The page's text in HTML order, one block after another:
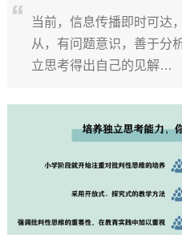
当前，信息传播即时可达
从，有问题意识，善于分
立思考得出自己的见解…